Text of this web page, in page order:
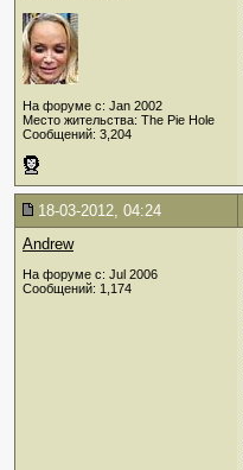
На форуме с: Jan 2002
Место жительства: The Pie Hole
Сообщений: 3,204
18-03-2012, 04:24
Andrew
На форуме с: Jul 2006
Сообщений: 1,174